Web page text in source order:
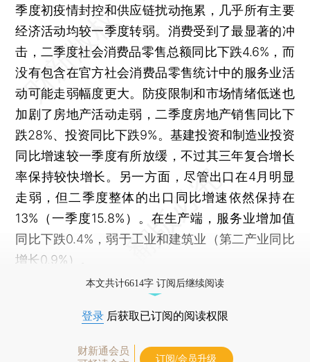
季度初疫情封控和供应链扰动拖累，几乎所有主要
经济活动均较一季度转弱。消费受到了最显著的冲
击，二季度社会消费品零售总额同比下跌4.6%，而
没有包含在官方社会消费品零售统计中的服务业活
动可能走弱幅度更大。防疫限制和市场情绪低迷也
加剧了房地产活动走弱，二季度房地产销售同比下
跌28%、投资同比下跌9%。基建投资和制造业投资
同比增速较一季度有所放缓，不过其三年复合增长
率保持较快增长。另一方面，尽管出口在4月明显
走弱，但二季度整体的出口同比增速依然保持在
13%（一季度15.8%）。在生产端，服务业增加值
同比下跌0.4%，弱于工业和建筑业（第二产业同比
增长0.9%）。
本文共计6614字 订阅后继续阅读
登录 后获取已订阅的阅读权限
财新通会员
订阅/会员升级